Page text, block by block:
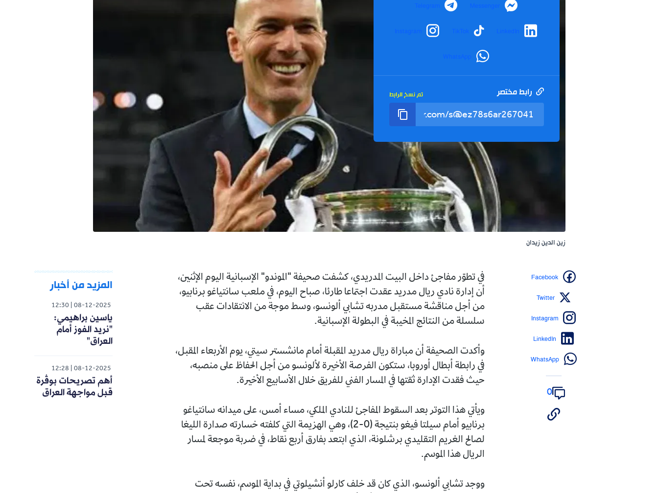
Messenger
Telegram
LinkedIn
TikTok
Instagram
WhatsApp
رابط مختصر تم نسخ الرابط
زين الدين زيدان
في تطوّر مفاجئ داخل البيت المدريدي، كشفت صحيفة "الموندو" الإسبانية اليوم الإثنين،
أن إدارة نادي ريال مدريد عقدت اجتماعا طارئا، صباح اليوم، في ملعب سانتياغو برنابيو،
من أجل مناقشة مستقبل مدربه تشابي ألونسو، وسط موجة من الانتقادات عقب
سلسلة من النتائج المخيبة في البطولة الإسبانية.
وأكدت الصحيفة أن مباراة ريال مدريد المقبلة أمام مانشستر سيتي، يوم الأربعاء المقبل،
في رابطة أبطال أوروبا، ستكون الفرصة الأخيرة لألونسو من أجل الحفاظ على منصبه،
حيث فقدت الإدارة ثقتها في المسار الفني للفريق خلال الأسابيع الأخيرة.
ويأتي هذا التوتر بعد السقوط المفاجئ للنادي الملكي، مساء أمس، على ميدانه سانتياغو
برنابيو أمام سيلتا فيغو بنتيجة (0-2)، وهي الهزيمة التي كلفته خسارته صدارة الليغا
لصالح الغريم التقليدي برشلونة، الذي ابتعد بفارق أربع نقاط، في ضربة موجعة لمسار
الريال هذا الموسم.
ووجد تشابي ألونسو، الذي كان قد خلف كارلو أنشيلوتي في بداية الموسم، نفسه تحت
Facebook
Twitter
Instagram
LinkedIn
WhatsApp
0
المزيد من أخبار
08-12-2025
12:30
ياسين براهيمي:
"نريد الفوز أمام
العراق"
08-12-2025
12:28
أهم تصريحات بوڤرة
قبل مواجهة العراق